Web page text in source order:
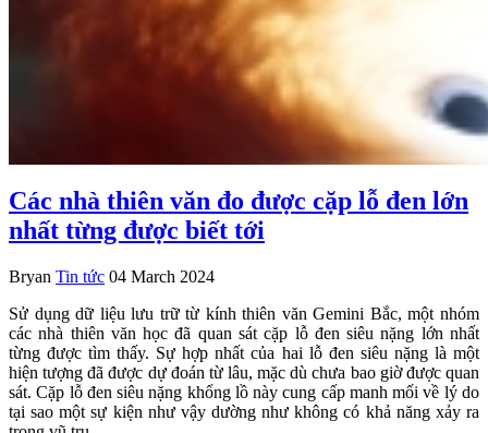
Các nhà thiên văn đo được cặp lỗ đen lớn
nhất từng được biết tới
Bryan Tin tức 04 March 2024
Sử dụng dữ liệu lưu trữ từ kính thiên văn Gemini Bắc, một nhóm
các nhà thiên văn học đã quan sát cặp lỗ đen siêu nặng lớn nhất
từng được tìm thấy. Sự hợp nhất của hai lỗ đen siêu nặng là một
hiện tượng đã được dự đoán từ lâu, mặc dù chưa bao giờ được quan
sát. Cặp lỗ đen siêu nặng khổng lồ này cung cấp manh mối về lý do
tại sao một sự kiện như vậy dường như không có khả năng xảy ra